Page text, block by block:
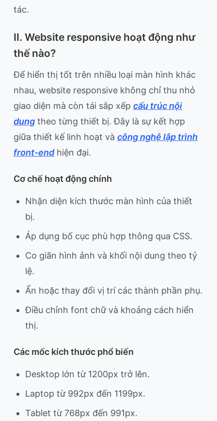
tác.
II. Website responsive hoạt động như
thế nào?
Để hiển thị tốt trên nhiều loại màn hình khác
nhau, website responsive không chỉ thu nhỏ
giao diện mà còn tái sắp xếp cấu trúc nội
dung theo từng thiết bị. Đây là sự kết hợp
giữa thiết kế linh hoạt và công nghệ lập trình
front-endhiện đại.
Cơ chế hoạt động chính
Nhận diện kích thước màn hình của thiết
bị.
Áp dụng bố cục phù hợp thông qua CSS.
Co giãn hình ảnh và khối nội dung theo tỷ
lệ.
Ẩn hoặc thay đổi vị trí các thành phần phụ.
Điều chỉnh font chữ và khoảng cách hiển
thị.
Các mốc kích thước phổ biến
Desktop lớn từ 1200px trở lên.
Laptop từ 992px đến 1199px.
Tablet từ 768px đến 991px.